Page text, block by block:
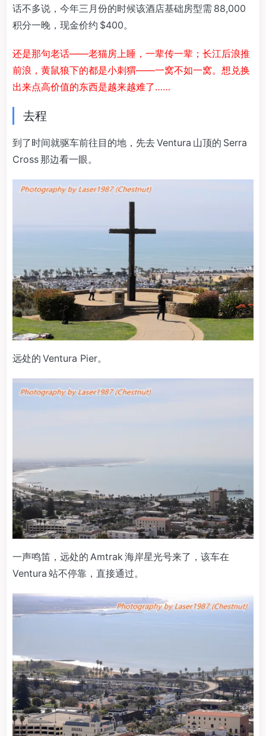
话不多说，今年三月份的时候该酒店基础房型需 88,000
积分一晚，现金价约 $400。
还是那句老话——老猫房上睡，一辈传一辈；长江后浪推
前浪，黄鼠狼下的都是小刺猬——一窝不如一窝。想兑换
出来点高价值的东西是越来越难了……
去程
到了时间就驱车前往目的地，先去 Ventura 山顶的 Serra
Cross 那边看一眼。
远处的 Ventura Pier。
一声鸣笛，远处的 Amtrak 海岸星光号来了，该车在
Ventura 站不停靠，直接通过。